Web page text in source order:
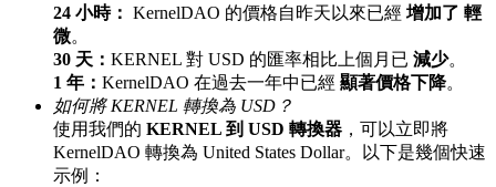
邀请好友
邀請朋友獲得現金獎勵
24 小時： KernelDAO 的價格自昨天以來已經 增加了 輕
微。
30 天： KERNEL 對 USD 的匯率相比上個月已 減少。
1 年： KernelDAO 在過去一年中已經 顯著價格下降。
如何將 KERNEL 轉換為 USD？
使用我們的 KERNEL 到 USD 轉換器 ，可以立即將
KernelDAO 轉換為 United States Dollar。以下是幾個快速
示例：